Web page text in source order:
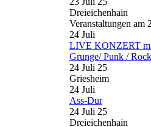
Dreieichenhain
Veranstaltungen am
24 Juli
LIVE KONZERT
Grunge/ Punk /
24 Juli 25
Griesheim
24 Juli
Ass-Dur
24 Juli 25
Dreieichenhain